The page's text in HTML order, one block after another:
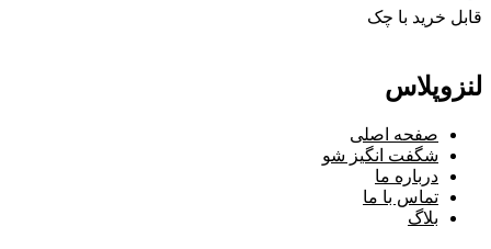
قابل خرید با چک
لنزوپلاس
صفحه اصلی
شگفت انگیز شو
درباره ما
تماس با ما
بلاگ